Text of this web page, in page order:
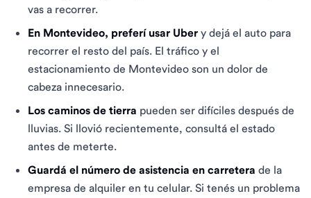
vas a recorrer.
En Montevideo, preferí usar Uber y dejá el auto para
recorrer el resto del país. El tráfico y el
estacionamiento de Montevideo son un dolor de
cabeza innecesario.
Los caminos de tierra pueden ser difíciles después de
lluvias. Si llovió recientemente, consultá el estado
antes de meterte.
Guardá el número de asistencia en carretera de la
empresa de alquiler en tu celular. Si tenés un problema